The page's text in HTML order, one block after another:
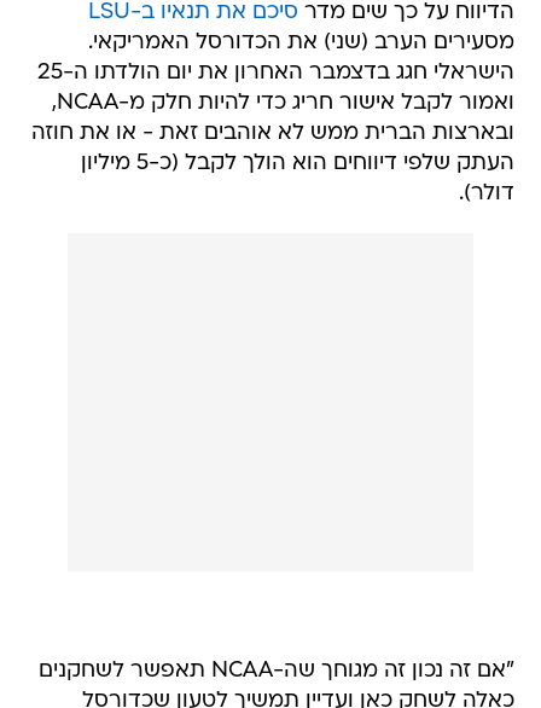
הדיווח על כך שים מדר סיכם את תנאיו ב-LSU
מסעירים הערב (שני) את הכדורסל האמריקאי.
הישראלי חגג בדצמבר האחרון את יום הולדתו ה-25
ואמור לקבל אישור חריג כדי להיות חלק מ-NCAA,
ובארצות הברית ממש לא אוהבים זאת - או את חוזה
העתק שלפי דיווחים הוא הולך לקבל (כ-5 מיליון
דולר).
"אם זה נכון זה מגוחך שה-NCAA תאפשר לשחקנים
כאלה לשחק כאן ועדיין תמשיך לטעון שכדורסל